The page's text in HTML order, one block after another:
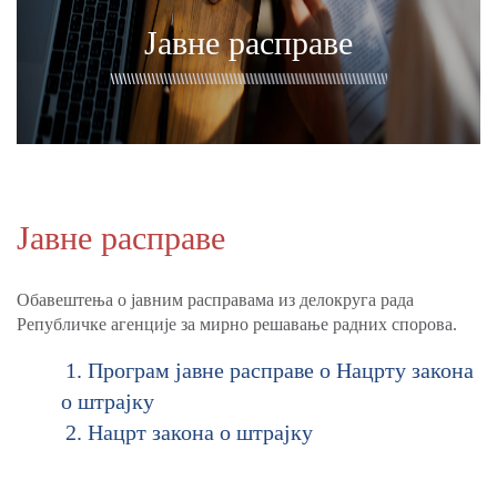
Јавне расправе
Јавне расправе
Обавештења о јавним расправама из делокруга рада
Републичке агенције за мирно решавање радних спорова.
Програм јавне расправе о Нацрту закона
о штрајку
Нацрт закона о штрајку